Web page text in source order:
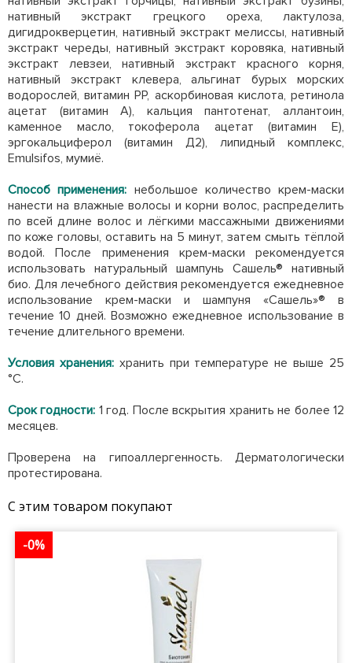
нативный экстракт грецкого ореха, лактулоза,
дигидрокверцетин, нативный экстракт мелиссы, нативный
экстракт череды, нативный экстракт коровяка, нативный
экстракт левзеи, нативный экстракт красного корня,
нативный экстракт клевера, альгинат бурых морских
водорослей, витамин РР, аскорбиновая кислота, ретинола
ацетат (витамин А), кальция пантотенат, аллантоин,
каменное масло, токоферола ацетат (витамин Е),
эргокальциферол (витамин Д2), липидный комплекс,
Emulsifos, мумиё.
Способ применения: небольшое количество крем-маски
нанести на влажные волосы и корни волос, распределить
по всей длине волос и лёгкими массажными движениями
по коже головы, оставить на 5 минут, затем смыть тёплой
водой. После применения крем-маски рекомендуется
использовать натуральный шампунь Сашель® нативный
био. Для лечебного действия рекомендуется ежедневное
использование крем-маски и шампуня «Сашель»® в
течение 10 дней. Возможно ежедневное использование в
течение длительного времени.
Условия хранения:хранить при температуре не выше 25
°С.
Срок годности: 1 год. После вскрытия хранить не более 12
месяцев.
Проверена на гипоаллергенность. Дерматологически
протестирована.
С этим товаром покупают
-0%